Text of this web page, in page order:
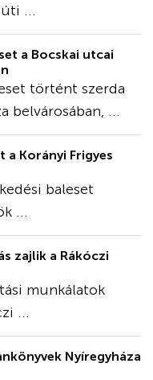
...
a Bocskai utcai
történt szerda
belvárosában, ...
a Korányi Frigyes
baleset
...
zajlik a Rákóczi
munkálatok
...
Nyíregyháza